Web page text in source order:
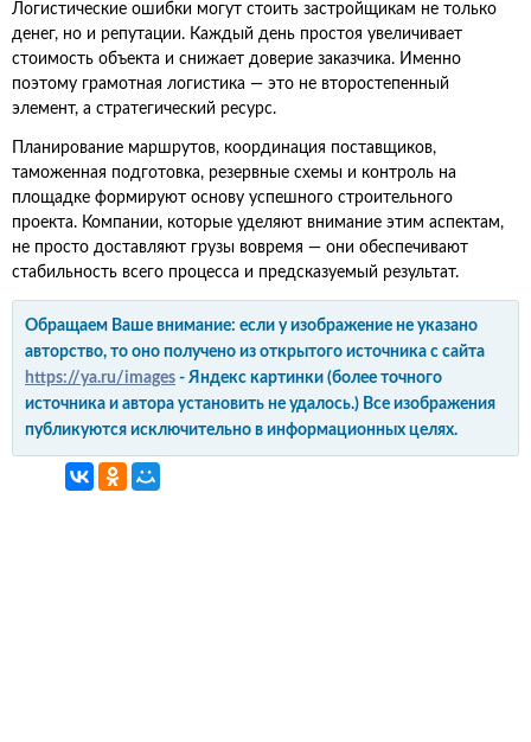
Логистические ошибки могут стоить застройщикам не только
денег, но и репутации. Каждый день простоя увеличивает
стоимость объекта и снижает доверие заказчика. Именно
поэтому грамотная логистика — это не второстепенный
элемент, а стратегический ресурс.
Планирование маршрутов, координация поставщиков,
таможенная подготовка, резервные схемы и контроль на
площадке формируют основу успешного строительного
проекта. Компании, которые уделяют внимание этим аспектам,
не просто доставляют грузы вовремя — они обеспечивают
стабильность всего процесса и предсказуемый результат.
Обращаем Ваше внимание: если у изображение не указано
авторство, то оно получено из открытого источника с сайта
https://ya.ru/images - Яндекс картинки (более точного
источника и автора установить не удалось.) Все изображения
публикуются исключительно в информационных целях.